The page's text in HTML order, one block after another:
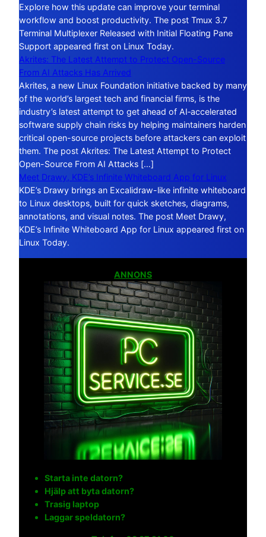
Explore how this update can improve your terminal
workflow and boost productivity. The post Tmux 3.7
Terminal Multiplexer Released with Initial Floating Pane
Support appeared first on Linux Today.
Akrites: The Latest Attempt to Protect Open-Source
From AI Attacks Has Arrived
Akrites, a new Linux Foundation initiative backed by many
of the world’s largest tech and financial firms, is the
industry’s latest attempt to get ahead of AI‑accelerated
software supply chain risks by helping maintainers harden
critical open-source projects before attackers can exploit
them. The post Akrites: The Latest Attempt to Protect
Open-Source From AI Attacks […]
Meet Drawy, KDE’s Infinite Whiteboard App for Linux
KDE’s Drawy brings an Excalidraw-like infinite whiteboard
to Linux desktops, built for quick sketches, diagrams,
annotations, and visual notes. The post Meet Drawy,
KDE’s Infinite Whiteboard App for Linux appeared first on
Linux Today.
ANNONS
Starta inte datorn?
Hjälp att byta datorn?
Trasig laptop
Laggar speldatorn?